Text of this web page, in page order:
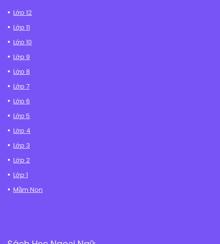
Lớp 12
Lớp 11
Lớp 10
Lớp 9
Lớp 8
Lớp 7
Lớp 6
Lớp 5
Lớp 4
Lớp 3
Lớp 2
Lớp 1
Mầm Non